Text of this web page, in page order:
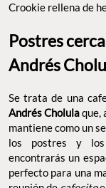
Crookie rellena de
Postres
Andrés
Se trata de una
Andrés Cholulaque,
mantiene como un
los postres y
encontrarás un
perfecto para una